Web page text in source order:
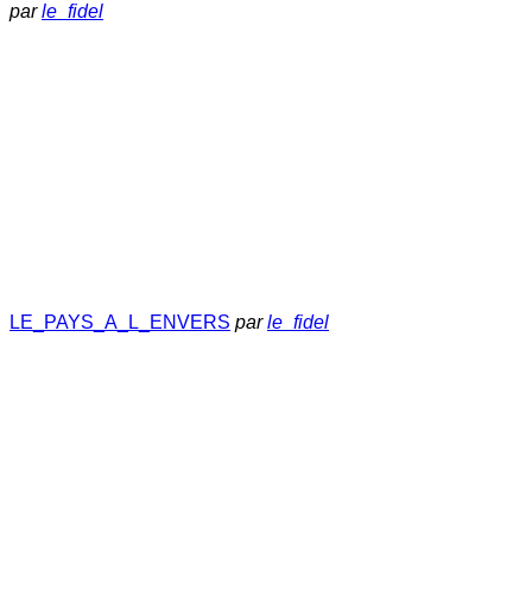
parle_fidel
LE_PAYS_A_L_ENVERS parle_fidel